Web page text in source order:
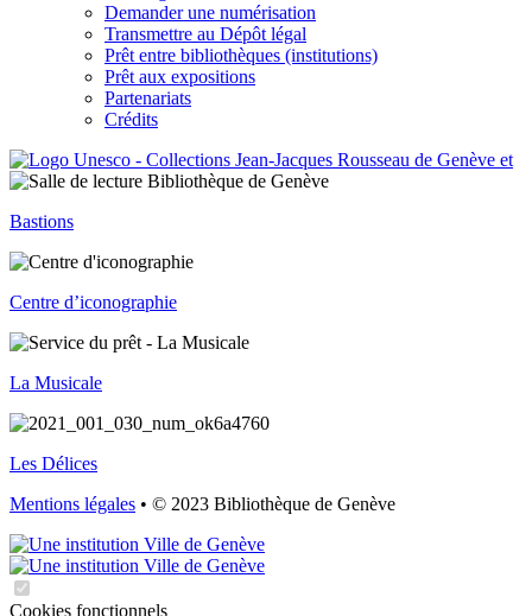
Demander une numérisation
Transmettre au Dépôt légal
Prêt entre bibliothèques (institutions)
Prêt aux expositions
Partenariats
Crédits
Bastions
Centre d’iconographie
La Musicale
Les Délices
Mentions légales • © 2023 Bibliothèque de Genève
Cookies fonctionnels